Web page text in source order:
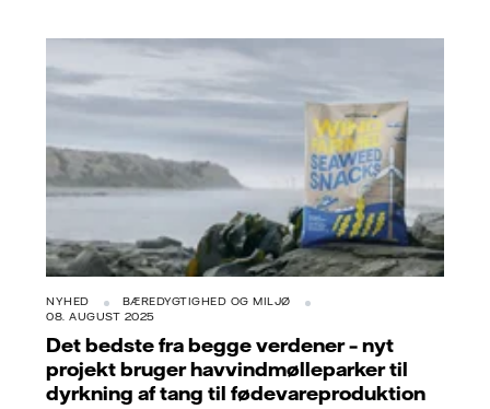
NYHED
BÆREDYGTIGHED OG MILJØ
08. AUGUST 2025
Det bedste fra begge verdener – nyt
projekt bruger havvindmølleparker til
dyrkning af tang til fødevareproduktion